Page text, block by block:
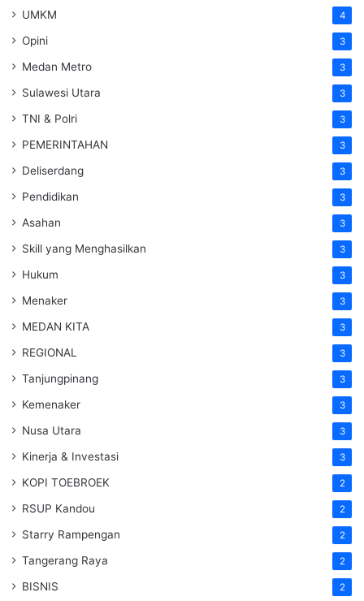
UMKM 4
Opini 3
Medan Metro 3
Sulawesi Utara 3
TNI & Polri 3
PEMERINTAHAN 3
Deliserdang 3
Pendidikan 3
Asahan 3
Skill yang Menghasilkan 3
Hukum 3
Menaker 3
MEDAN KITA 3
REGIONAL 3
Tanjungpinang 3
Kemenaker 3
Nusa Utara 3
Kinerja & Investasi 3
KOPI TOEBROEK 2
RSUP Kandou 2
Starry Rampengan 2
Tangerang Raya 2
BISNIS 2